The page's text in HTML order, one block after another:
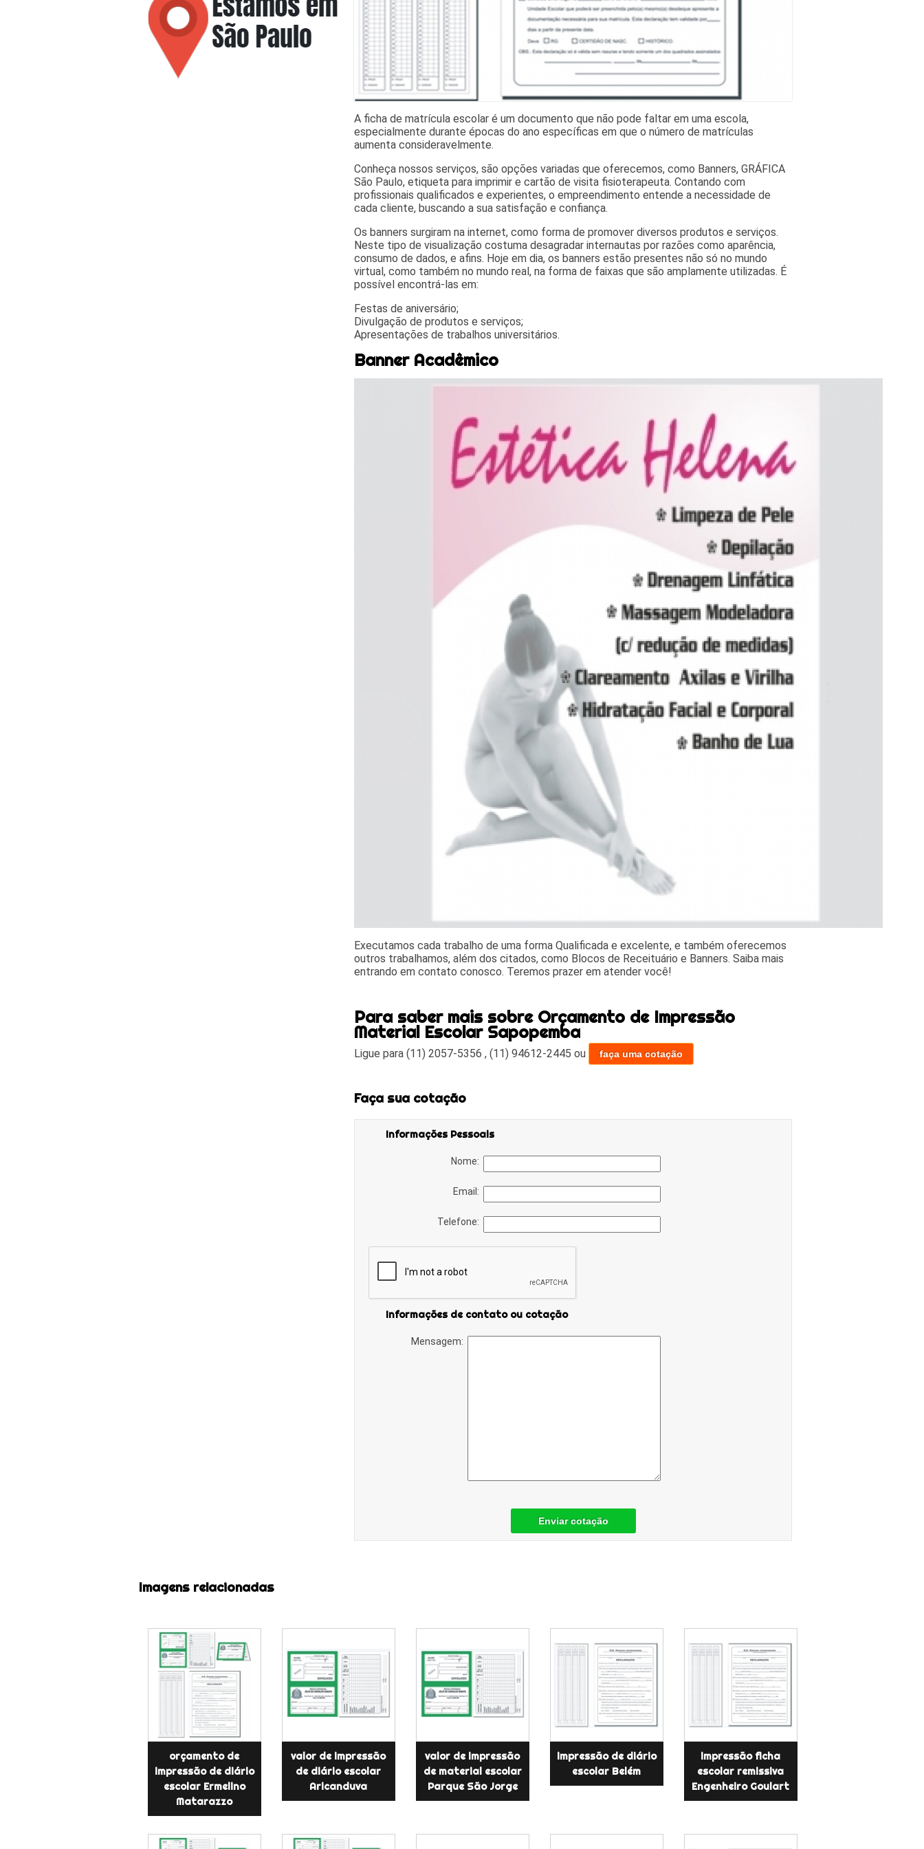
A ficha de matrícula escolar é um documento que não pode faltar em uma escola,
especialmente durante épocas do ano específicas em que o número de matrículas
aumenta consideravelmente.
Conheça nossos serviços, são opções variadas que oferecemos, como Banners, GRÁFICA
São Paulo, etiqueta para imprimir e cartão de visita fisioterapeuta. Contando com
profissionais qualificados e experientes, o empreendimento entende a necessidade de
cada cliente, buscando a sua satisfação e confiança.
Os banners surgiram na internet, como forma de promover diversos produtos e serviços.
Neste tipo de visualização costuma desagradar internautas por razões como aparência,
consumo de dados, e afins. Hoje em dia, os banners estão presentes não só no mundo
virtual, como também no mundo real, na forma de faixas que são amplamente utilizadas. É
possível encontrá-las em:
Festas de aniversário;
Divulgação de produtos e serviços;
Apresentações de trabalhos universitários.
Banner Acadêmico
Executamos cada trabalho de uma forma Qualificada e excelente, e também oferecemos
outros trabalhamos, além dos citados, como Blocos de Receituário e Banners. Saiba mais
entrando em contato conosco. Teremos prazer em atender você!
Para saber mais sobre Orçamento de Impressão
Material Escolar Sapopemba
Ligue para(11) 2057-5356 ,(11) 94612-2445 ou faça uma cotação
Faça sua cotação
Informações Pessoais
Nome:
Email:
Telefone:
Informações de contato ou cotação
Mensagem:
Enviar cotação
Imagens relacionadas
orçamento de
impressão de diário
escolar Ermelino
Matarazzo
valor de impressão
de diário escolar
Aricanduva
valor de impressão
de material escolar
Parque São Jorge
impressão de diário
escolar Belém
impressão ficha
escolar remissiva
Engenheiro Goulart